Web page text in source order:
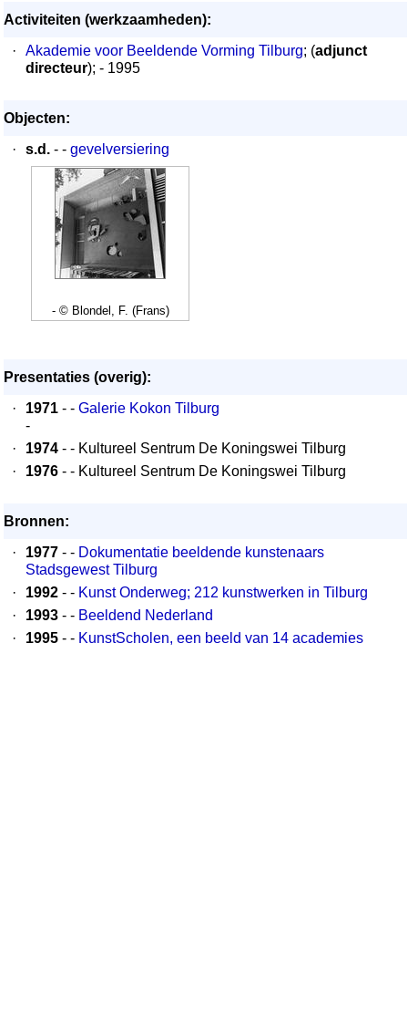
Activiteiten (werkzaamheden):
·
Akademie voor Beeldende Vorming Tilburg; (adjunct
directeur); - 1995
Objecten:
·
s.d. - - gevelversiering
- © Blondel, F. (Frans)
Presentaties (overig):
·
1971 - - Galerie Kokon Tilburg
-
·
1974 - - Kultureel Sentrum De Koningswei Tilburg
·
1976 - - Kultureel Sentrum De Koningswei Tilburg
Bronnen:
·
1977 - - Dokumentatie beeldende kunstenaars
Stadsgewest Tilburg
·
1992 - - Kunst Onderweg; 212 kunstwerken in Tilburg
·
1993 - - Beeldend Nederland
·
1995 - - KunstScholen, een beeld van 14 academies